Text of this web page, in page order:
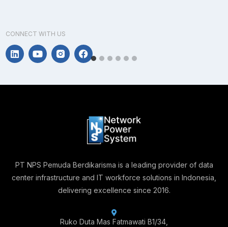
CONNECT WITH US
PT NPS Pemuda Berdikarisma is a leading provider of data
center infrastructure and IT workforce solutions in Indonesia,
delivering excellence since 2016.
Ruko Duta Mas Fatmawati B1/34,